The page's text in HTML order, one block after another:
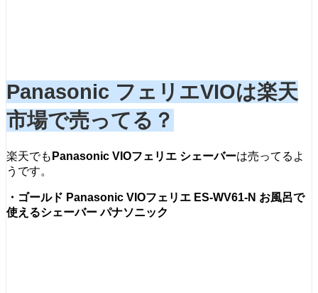
Panasonic フェリエVIOは楽天
市場で売ってる？
楽天でも Panasonic VIOフェリエ シェーバーは売ってるよ
うです。
・ ゴールド Panasonic VIOフェリエ ES-WV61-N お風呂で
使えるシェーバー パナソニック